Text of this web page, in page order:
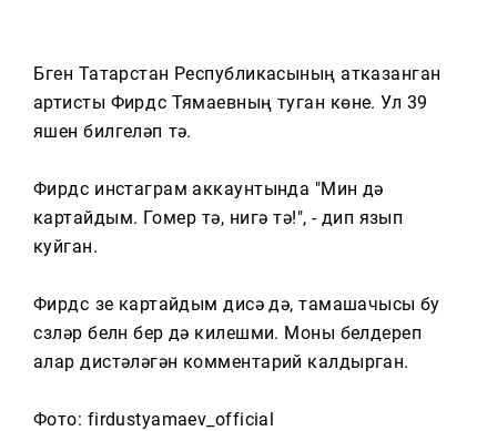
Бүген Татарстан Республикасының атказанган
артисты Фирдүс Тямаевның туган көне. Ул 39
яшен билгеләп үтә.
Фирдүс инстаграм аккаунтында "Мин дә
картайдым. Гомер үтә, нигә үтә!", - дип язып
куйган.
Фирдүс үзе картайдым дисә дә, тамашачысы бу
сүзләр белн бер дә килешми. Моны белдереп
алар дистәләгән комментарий калдырган.
Фото: firdustyamaev_official